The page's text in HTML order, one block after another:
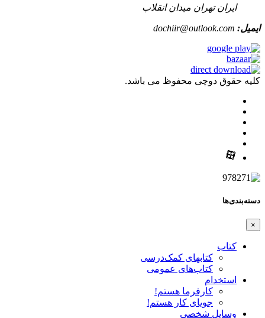
ایران تهران میدان انقلاب
ایمیل: dochiir@outlook.com
کلیه حقوق دوچی محفوظ می باشد.
دسته‌بندی‌ها
×
کتاب
کتابهای کمک‌درسی
کتاب‌های عمومی
استخدام
کارفرما هستم!
جویای کار هستم!
وسایل شخصی